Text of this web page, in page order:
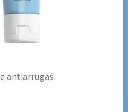
antiarrugas